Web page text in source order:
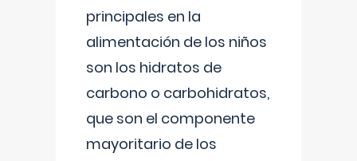
principales en la
alimentación de los niños
son los hidratos de
carbono o carbohidratos,
que son el componente
mayoritario de los